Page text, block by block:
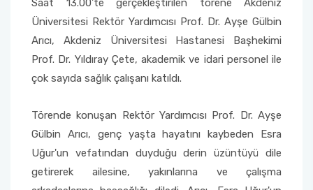
Saat 13.00'te gerçekleştirilen törene Akdeniz
Üniversitesi Rektör Yardımcısı Prof. Dr. Ayşe Gülbin
Arıcı, Akdeniz Üniversitesi Hastanesi Başhekimi
Prof. Dr. Yıldıray Çete, akademik ve idari personel ile
çok sayıda sağlık çalışanı katıldı.
Törende konuşan Rektör Yardımcısı Prof. Dr. Ayşe
Gülbin Arıcı, genç yaşta hayatını kaybeden Esra
Uğur'un vefatından duyduğu derin üzüntüyü dile
getirerek ailesine, yakınlarına ve çalışma
2022-2026 Stratejik Planı
Faaliyet Raporları
İlahiyat Fakültesi
İletişim Fakültesi
Kumluca Sağlık Bilimleri Fakültesi
Manavgat Sosyal ve Beşeri Bilimler Fakültesi
Sağlık Hizmetleri MYO
Serik Gülsün Süleyman Süral MYO
Teknik Bilimler MYO
Yapı İşleri ve Teknik Daire Başkanlığı
Uluslararası İlişkiler Ofisi
Mezun Bilgi Sistemi
Sıkça Sorulan Sorular
Online Sağlık Hizmetleri Randevu Sistemi
Yönetim Sistemi)
Dış Kaynaklı Proje Takip Sistemi
AB Projeleri
TÜBİTAK Projeleri
Web of Science
SciVal